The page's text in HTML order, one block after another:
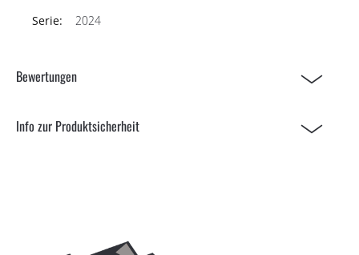
2024
Bewertungen
Info zur Produktsicherheit